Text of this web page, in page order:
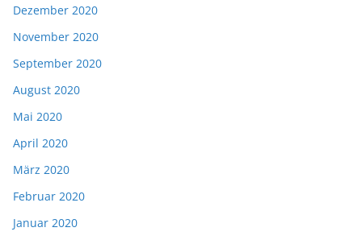
Dezember 2020
November 2020
September 2020
August 2020
Mai 2020
April 2020
März 2020
Februar 2020
Januar 2020